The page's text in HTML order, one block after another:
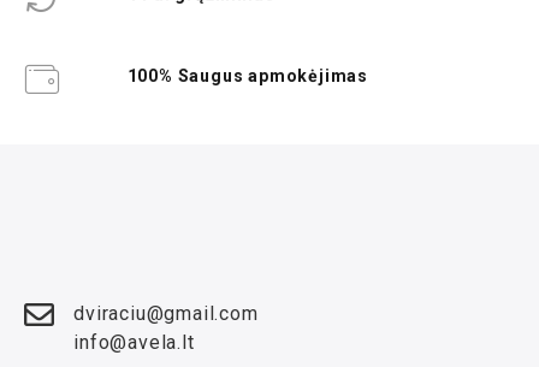
100% Saugus apmokėjimas
dviraciu@gmail.com
info@avela.lt